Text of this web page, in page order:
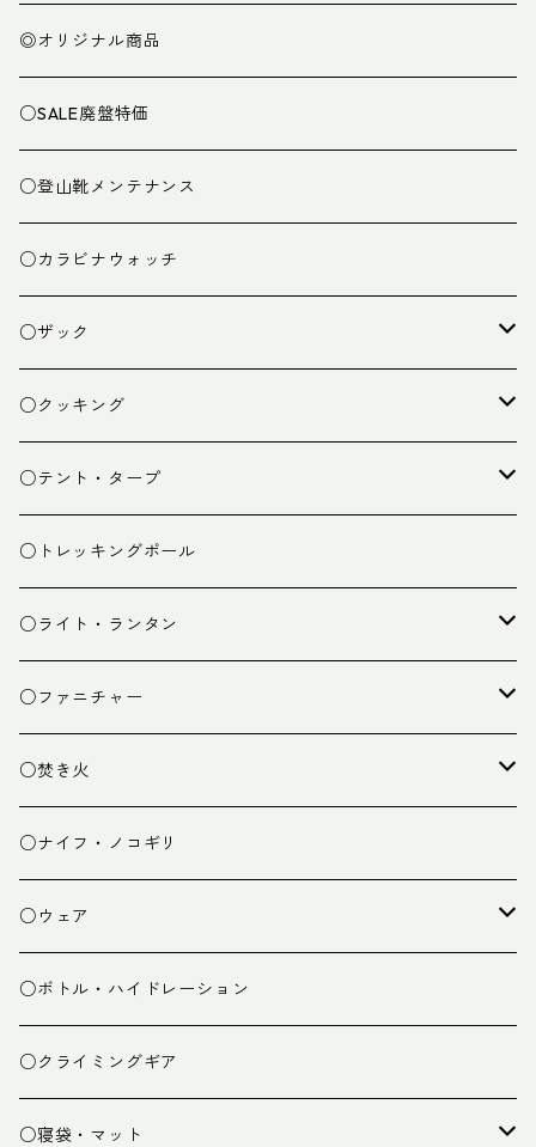
◎オリジナル商品
○SALE廃盤特価
○登山靴メンテナンス
○カラビナウォッチ
○ザック
ザック
スタッフバッグ
ザック小物
○クッキング
クッカー
バーナー
カトラリー
クッキング小物
○テント・タープ
テント
タープ
ペグ・ハンマー・小物
○トレッキングポール
○ライト・ランタン
ライト
ランタン
○ファニチャー
テーブル
チェア
○焚き火
焚き火台
焚き火小物
○ナイフ・ノコギリ
○ウェア
ミドルレイヤー
ベースレイヤー
パンツ
○ボトル・ハイドレーション
○クライミングギア
○寝袋・マット